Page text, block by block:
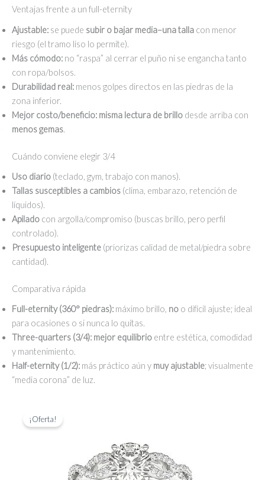
Ventajas frente a un full-eternity
Ajustable: se puede subir o bajar media–una talla con menor
riesgo (el tramo liso lo permite).
Más cómodo: no “raspa” al cerrar el puño ni se engancha tanto
con ropa/bolsos.
Durabilidad real: menos golpes directos en las piedras de la
zona inferior.
Mejor costo/beneficio: misma lectura de brillo desde arriba con
menos gemas.
Cuándo conviene elegir 3/4
Uso diario (teclado, gym, trabajo con manos).
Tallas susceptibles a cambios (clima, embarazo, retención de
líquidos).
Apilado con argolla/compromiso (buscas brillo, pero perfil
controlado).
Presupuesto inteligente (priorizas calidad de metal/piedra sobre
cantidad).
Comparativa rápida
Full-eternity (360° piedras): máximo brillo, no o difícil ajuste; ideal
para ocasiones o si nunca lo quitas.
Three-quarters (3/4): mejor equilibrio entre estética, comodidad
y mantenimiento.
Half-eternity (1/2): más práctico aún y muy ajustable; visualmente
“media corona” de luz.
¡Oferta!